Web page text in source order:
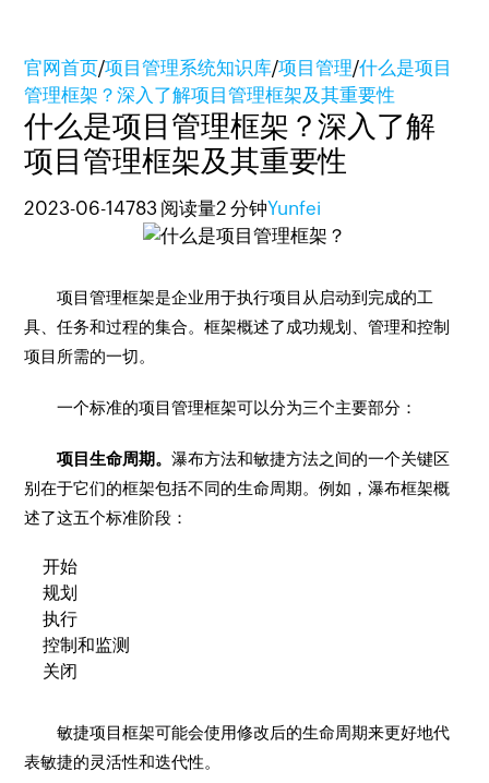
官网首页/项目管理系统知识库/项目管理/什么是项目
管理框架？深入了解项目管理框架及其重要性
什么是项目管理框架？深入了解
项目管理框架及其重要性
2023-06-14783 阅读量2 分钟Yunfei
项目管理框架是企业用于执行项目从启动到完成的工
具、任务和过程的集合。框架概述了成功规划、管理和控制
项目所需的一切。
一个标准的项目管理框架可以分为三个主要部分：
项目生命周期。瀑布方法和敏捷方法之间的一个关键区
别在于它们的框架包括不同的生命周期。例如，瀑布框架概
述了这五个标准阶段：
开始
规划
执行
控制和监测
关闭
敏捷项目框架可能会使用修改后的生命周期来更好地代
表敏捷的灵活性和迭代性。